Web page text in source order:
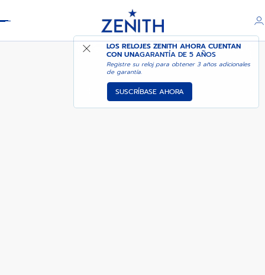
LOS RELOJES ZENITH AHORA CUENTAN
CON UNAGARANTÍA DE 5 AÑOS
Registre su reloj para obtener 3 años adicionales
de garantía.
SUSCRÍBASE AHORA
CHRONOMASTER SPORT